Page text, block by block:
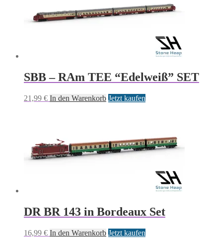
SBB – RAm TEE “Edelweiß” SET
21,99 € In den Warenkorb Jetzt kaufen
DR BR 143 in Bordeaux Set
16,99 € In den Warenkorb Jetzt kaufen